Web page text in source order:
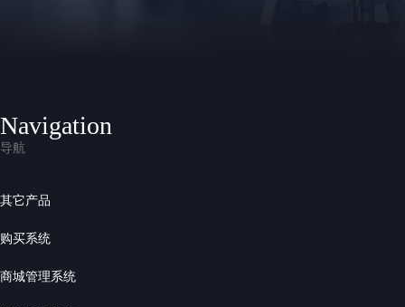
Navigation
导航
其它产品
购买系统
商城管理系统